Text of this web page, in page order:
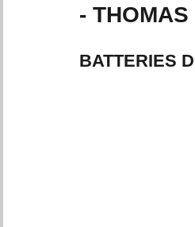
CONSEILS D'EXPERTS
-
BATTERIES